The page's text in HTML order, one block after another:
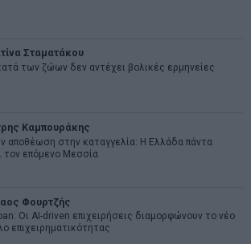
Σταματάκου
των ζώων δεν αντέχει βολικές ερμηνείες
Καμπουράκης
αποθέωση στην καταγγελία: Η Ελλάδα πάντα
τον επόμενο Μεσσία
Φουρτζής
Οι AI-driven επιχειρήσεις διαμορφώνουν το νέο
επιχειρηματικότητας